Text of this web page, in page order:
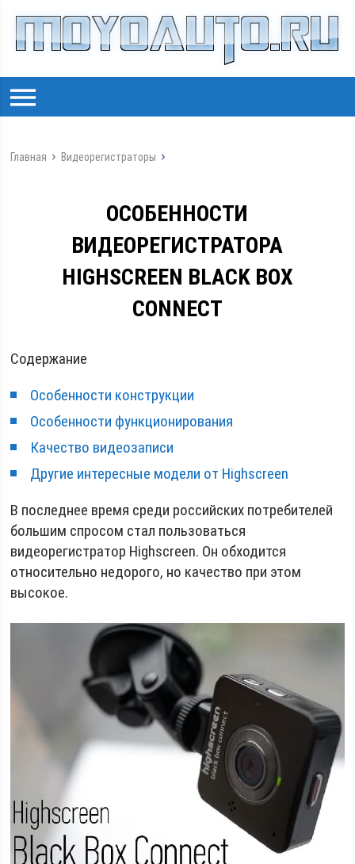
Главная Видеорегистраторы
ОСОБЕННОСТИ
ВИДЕОРЕГИСТРАТОРА
HIGHSCREEN BLACK BOX
CONNECT
Содержание
Особенности конструкции
Особенности функционирования
Качество видеозаписи
Другие интересные модели от Highscreen
В последнее время среди российских потребителей
большим спросом стал пользоваться
видеорегистратор Highscreen. Он обходится
относительно недорого, но качество при этом
высокое.